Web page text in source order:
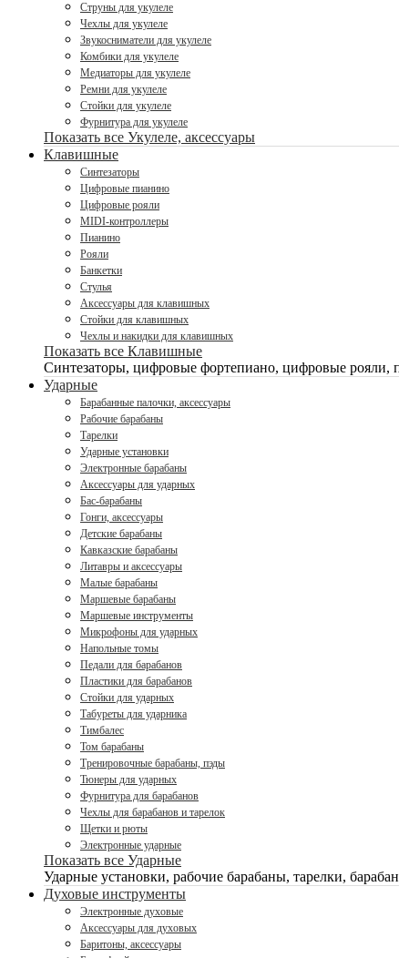
Струны для укулеле
Чехлы для укулеле
Звукосниматели для укулеле
Комбики для укулеле
Медиаторы для укулеле
Ремни для укулеле
Стойки для укулеле
Фурнитура для укулеле
Показать все Укулеле, аксессуары
Клавишные
Синтезаторы
Цифровые пианино
Цифровые рояли
MIDI-контроллеры
Пианино
Рояли
Банкетки
Стулья
Аксессуары для клавишных
Стойки для клавишных
Чехлы и накидки для клавишных
Показать все Клавишные
Синтезаторы, цифровые фортепиано, цифровые
Ударные
Барабанные палочки, аксессуары
Рабочие барабаны
Тарелки
Ударные установки
Электронные барабаны
Аксессуары для ударных
Бас-барабаны
Гонги, аксессуары
Детские барабаны
Кавказские барабаны
Литавры и аксессуары
Малые барабаны
Маршевые барабаны
Маршевые инструменты
Микрофоны для ударных
Напольные томы
Педали для барабанов
Пластики для барабанов
Стойки для ударных
Табуреты для ударника
Тимбалес
Том барабаны
Тренировочные барабаны, пэды
Тюнеры для ударных
Фурнитура для барабанов
Чехлы для барабанов и тарелок
Щетки и рюты
Электронные ударные
Показать все Ударные
Ударные установки, рабочие барабаны, тарелки,
Духовые инструменты
Электронные духовые
Аксессуары для духовых
Баритоны, аксессуары